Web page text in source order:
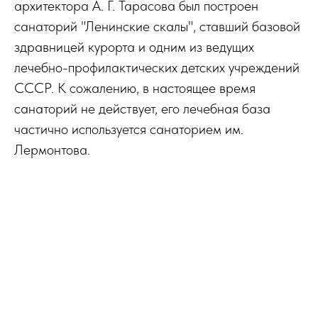
архитектора А. Г. Тарасова был построен
санаторий "Ленинские скалы", ставший базовой
здравницей курорта и одним из ведущих
лечебно-профилактических детских учреждений
СССР. К сожалению, в настоящее время
санаторий не действует, его лечебная база
частично используется санаторием им.
Лермонтова.